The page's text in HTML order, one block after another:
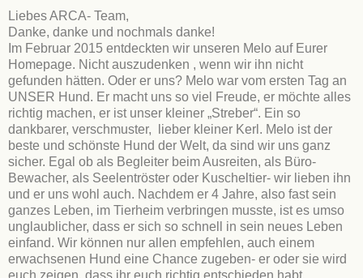
Liebes ARCA- Team,
Danke, danke und nochmals danke!
Im Februar 2015 entdeckten wir unseren Melo auf Eurer
Homepage. Nicht auszudenken , wenn wir ihn nicht
gefunden hätten. Oder er uns? Melo war vom ersten Tag an
UNSER Hund. Er macht uns so viel Freude, er möchte alles
richtig machen, er ist unser kleiner „Streber“. Ein so
dankbarer, verschmuster, lieber kleiner Kerl. Melo ist der
beste und schönste Hund der Welt, da sind wir uns ganz
sicher. Egal ob als Begleiter beim Ausreiten, als Büro-
Bewacher, als Seelentröster oder Kuscheltier- wir lieben ihn
und er uns wohl auch. Nachdem er 4 Jahre, also fast sein
ganzes Leben, im Tierheim verbringen musste, ist es umso
unglaublicher, dass er sich so schnell in sein neues Leben
einfand. Wir können nur allen empfehlen, auch einem
erwachsenen Hund eine Chance zugeben- er oder sie wird
euch zeigen, dass ihr euch richtig entschieden habt.